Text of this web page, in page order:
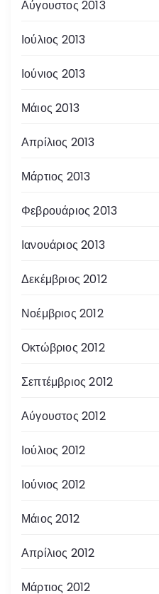
Αύγουστος 2013
Ιούλιος 2013
Ιούνιος 2013
Μάιος 2013
Απρίλιος 2013
Μάρτιος 2013
Φεβρουάριος 2013
Ιανουάριος 2013
Δεκέμβριος 2012
Νοέμβριος 2012
Οκτώβριος 2012
Σεπτέμβριος 2012
Αύγουστος 2012
Ιούλιος 2012
Ιούνιος 2012
Μάιος 2012
Απρίλιος 2012
Μάρτιος 2012